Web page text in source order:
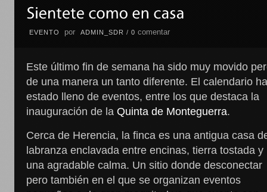
EVENTO por ADMIN_SDR /0comentar
Este último fin de semana ha sido muy movido
de una manera un tanto diferente. El calendario
estado lleno de eventos, entre los que destaca la
inauguración de laQuinta de Monteguerra.
Cerca de Herencia, la finca es una antigua casa
labranza enclavada entre encinas, tierra tostada y
una agradable calma. Un sitio donde desconectar
pero también en el que se organizan eventos